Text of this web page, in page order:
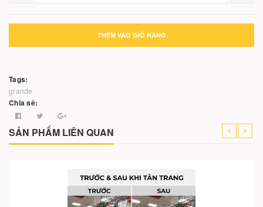
THÊM VÀO GIỎ HÀNG
Tags:
grande
Chia sẻ:
SẢN PHẨM LIÊN QUAN